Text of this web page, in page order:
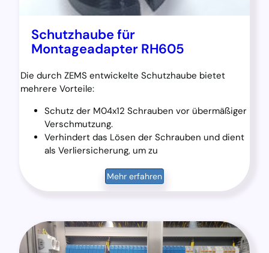
Schutzhaube für
Montageadapter RH605
Die durch ZEMS entwickelte Schutzhaube bietet
mehrere Vorteile:
Schutz der M04x12 Schrauben vor übermäßiger
Verschmutzung.
Verhindert das Lösen der Schrauben und dient
als Verliersicherung, um zu
Mehr erfahren